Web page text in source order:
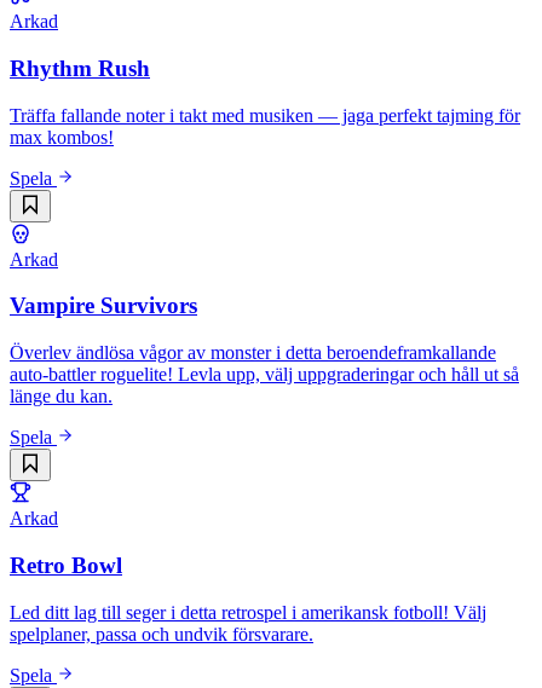
Arkad
Rhythm Rush
Träffa fallande noter i takt med musiken — jaga perfekt tajming för
max kombos!
Spela
Arkad
Vampire Survivors
Överlev ändlösa vågor av monster i detta beroendeframkallande
auto-battler roguelite! Levla upp, välj uppgraderingar och håll ut så
länge du kan.
Spela
Arkad
Retro Bowl
Led ditt lag till seger i detta retrospel i amerikansk fotboll! Välj
spelplaner, passa och undvik försvarare.
Spela